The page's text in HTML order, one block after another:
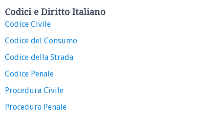
Codici e Diritto Italiano
Codice Civile
Codice del Consumo
Codice della Strada
Codice Penale
Procedura Civile
Procedura Penale